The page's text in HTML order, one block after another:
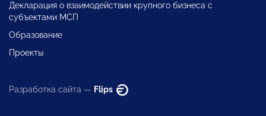
Декларация о взаимодействии крупного бизнеса с
субъектами МСП
Образование
Проекты
Разработка сайта — Flips